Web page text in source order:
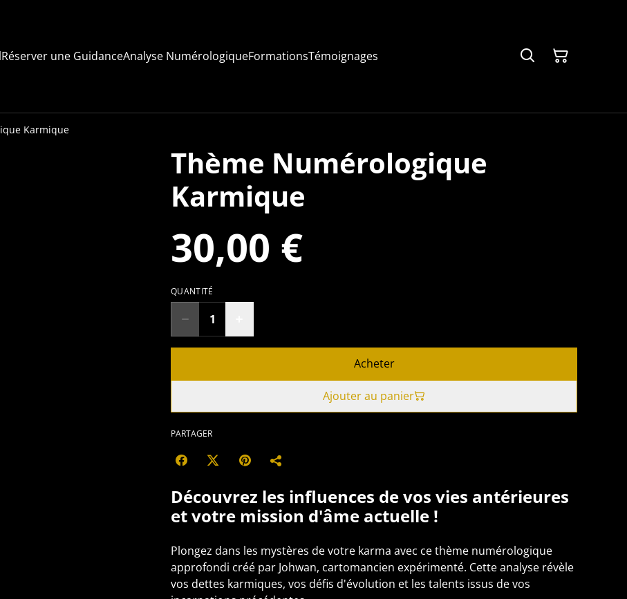
Réserver une GuidanceAnalyse NumérologiqueFormationsTémoignages
Karmique
Thème Numérologique
Karmique
30,00 €
QUANTITÉ
Acheter
Ajouter au panier
PARTAGER
Découvrez les influences de vos vies antérieures
et votre mission d'âme actuelle !
Plongez dans les mystères de votre karma avec ce thème numérologique
approfondi créé par Johwan, cartomancien expérimenté. Cette analyse révèle
vos dettes karmiques, vos défis d'évolution et les talents issus de vos